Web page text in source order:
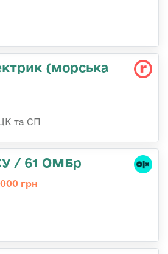
(морська
та СП
/ 61 ОМБр
грн